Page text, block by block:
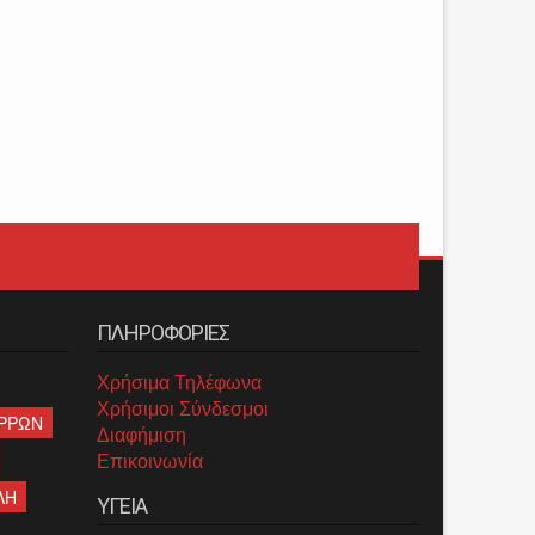
ΠΛΗΡΟΦΟΡΙΕΣ
Χρήσιμα Τηλέφωνα
Χρήσιμοι Σύνδεσμοι
Διαφήμιση
Επικοινωνία
ΥΓΕΙΑ